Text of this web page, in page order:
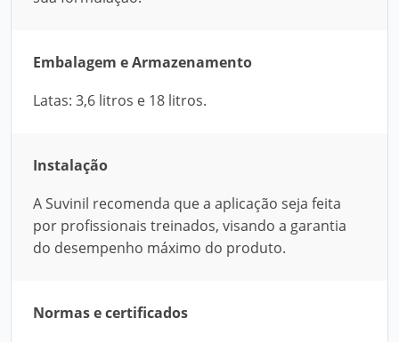
Embalagem e Armazenamento
Latas: 3,6 litros e 18 litros.
Instalação
A Suvinil recomenda que a aplicação seja feita
por profissionais treinados, visando a garantia
do desempenho máximo do produto.
Normas e certificados